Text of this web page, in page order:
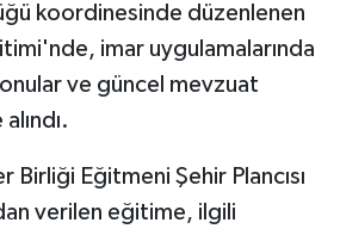
koordinesinde düzenlenen
imar uygulamalarında
ve güncel mevzuat
Birliği Eğitmeni Şehir Plancısı
verilen eğitime, ilgili